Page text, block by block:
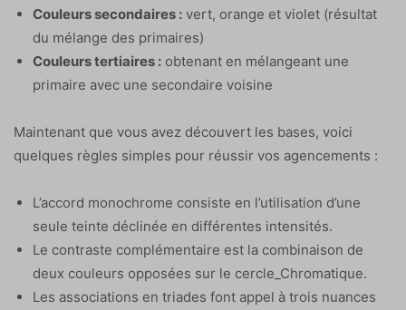
Couleurs secondaires : vert, orange et violet (résultat
du mélange des primaires)
Couleurs tertiaires : obtenant en mélangeant une
primaire avec une secondaire voisine
Maintenant que vous avez découvert les bases, voici
quelques règles simples pour réussir vos agencements :
L’accord monochrome consiste en l’utilisation d’une
seule teinte déclinée en différentes intensités.
Le contraste complémentaire est la combinaison de
deux couleurs opposées sur le cercle_Chromatique.
Les associations en triades font appel à trois nuances